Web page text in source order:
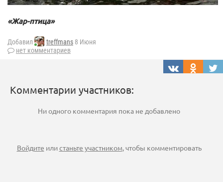
«Жар-птица»
Добавил treffmans 8 Июня
нет комментариев
Комментарии участников:
Ни одного комментария пока не добавлено
Войдите илистаньте участником, чтобы комментировать